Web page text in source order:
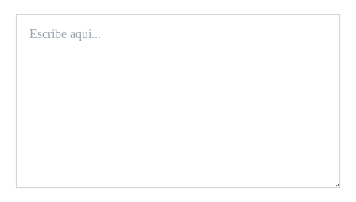
aquí...